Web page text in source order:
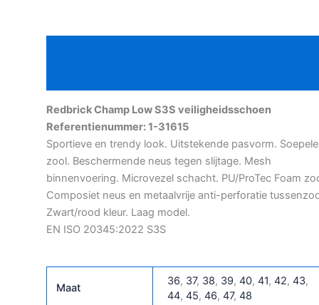
veiligheidsschoen
Redbrick Champ Low S3S veiligheidsschoen
Referentienummer: 1-31615
Sportieve en trendy look. Uitstekende pasvorm. Soepele
zool. Beschermende neus tegen slijtage. Mesh
binnenvoering. Microvezel schacht. PU/ProTec Foam
Composiet neus en metaalvrije anti-perforatie
Zwart/rood kleur. Laag model.
EN ISO 20345:2022 S3S
Maat
36, 37, 38, 39, 40, 41, 42, 43,
44, 45, 46, 47, 48